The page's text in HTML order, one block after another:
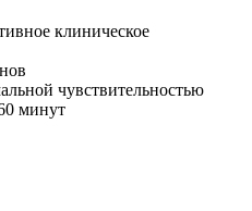
клиническое
чувствительностью
минут